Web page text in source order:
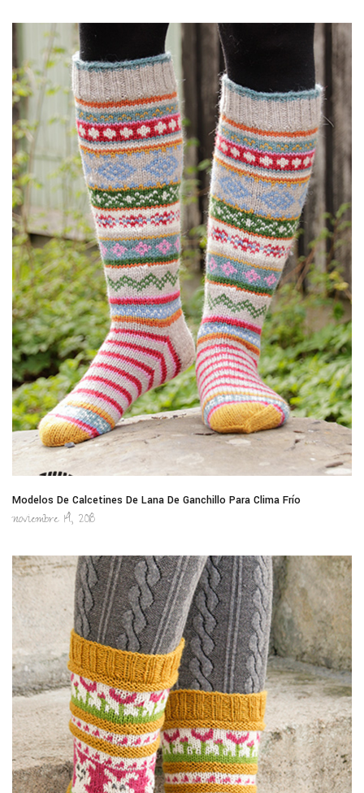
Modelos De Calcetines De Lana De Ganchillo Para Clima Frío
noviembre 14, 2018